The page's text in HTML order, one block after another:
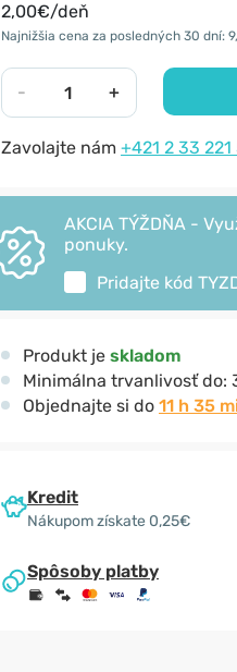
2,00€/deň
Najnižšia cena za posledných 30 dní:
- +
Zavolajte nám +421 2 33
AKCIA TÝŽDŇA -
ponuky.
Pridajte kód
Produkt je skladom
Minimálna trvanlivosť do:
Objednajte si do 11 h 35
Kredit
Nákupom získate 0,25€
Spôsoby platby